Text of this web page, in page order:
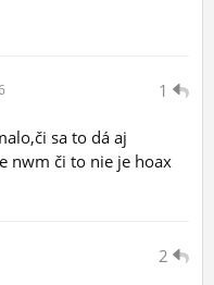
1
sa to dá aj
nwm či to nie je hoax
2